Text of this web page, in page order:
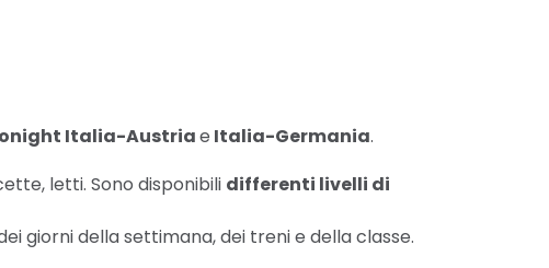
Italia-Austriae Italia-Germania.
letti. Sono disponibili differenti livelli di
giorni della settimana, dei treni e della classe.